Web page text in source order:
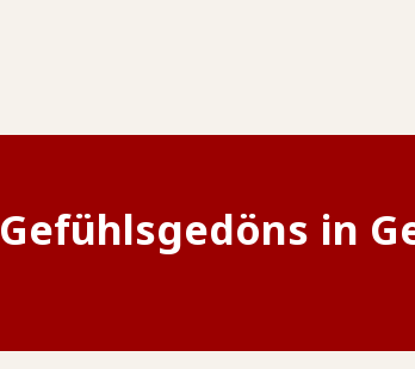
Gefühlsgedöns in